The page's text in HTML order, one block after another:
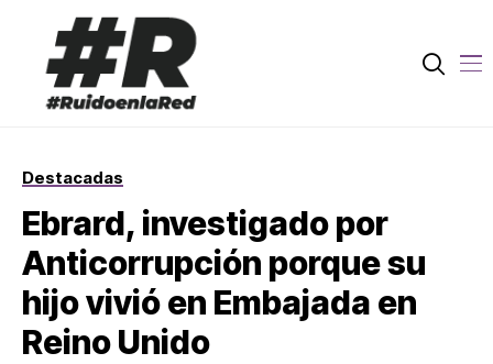
Destacadas
Ebrard, investigado por
Anticorrupción porque su
hijo vivió en Embajada en
Reino Unido